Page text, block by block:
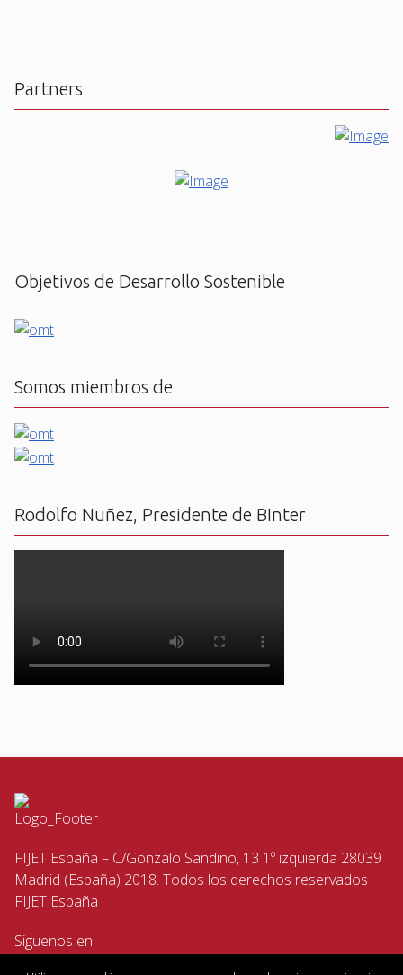
Partners
Objetivos de Desarrollo Sostenible
Somos miembros de
Rodolfo Nuñez, Presidente de BInter
FIJET España – C/Gonzalo Sandino, 13 1º izquierda 28039
Madrid (España) 2018. Todos los derechos reservados
FIJET España
Siguenos en